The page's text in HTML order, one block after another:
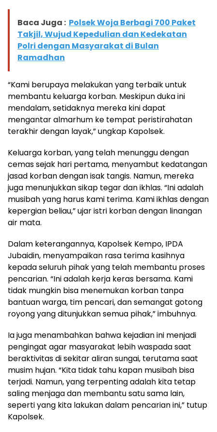
Baca Juga : Polsek Woja Berbagi 700 Paket
Takjil, Wujud Kepedulian dan Kedekatan
Polri dengan Masyarakat di Bulan
Ramadhan
“Kami berupaya melakukan yang terbaik untuk
membantu keluarga korban. Meskipun duka ini
mendalam, setidaknya mereka kini dapat
mengantar almarhum ke tempat peristirahatan
terakhir dengan layak,” ungkap Kapolsek.
Keluarga korban, yang telah menunggu dengan
cemas sejak hari pertama, menyambut kedatangan
jasad korban dengan isak tangis. Namun, mereka
juga menunjukkan sikap tegar dan ikhlas. “Ini adalah
musibah yang harus kami terima. Kami ikhlas dengan
kepergian beliau,” ujar istri korban dengan linangan
air mata.
Dalam keterangannya, Kapolsek Kempo, IPDA
Jubaidin, menyampaikan rasa terima kasihnya
kepada seluruh pihak yang telah membantu proses
pencarian. “Ini adalah kerja keras bersama. Kami
tidak mungkin bisa menemukan korban tanpa
bantuan warga, tim pencari, dan semangat gotong
royong yang ditunjukkan semua pihak,” imbuhnya.
Ia juga menambahkan bahwa kejadian ini menjadi
pengingat agar masyarakat lebih waspada saat
beraktivitas di sekitar aliran sungai, terutama saat
musim hujan. “Kita tidak tahu kapan musibah bisa
terjadi. Namun, yang terpenting adalah kita tetap
saling menjaga dan membantu satu sama lain,
seperti yang kita lakukan dalam pencarian ini,” tutup
Kapolsek.